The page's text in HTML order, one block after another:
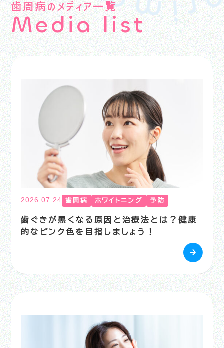
歯周病のメディア一覧
Media list
2026.07.24 歯周病 ホワイトニング 予防
歯ぐきが黒くなる原因と治療法とは？健康
的なピンク色を目指しましょう！